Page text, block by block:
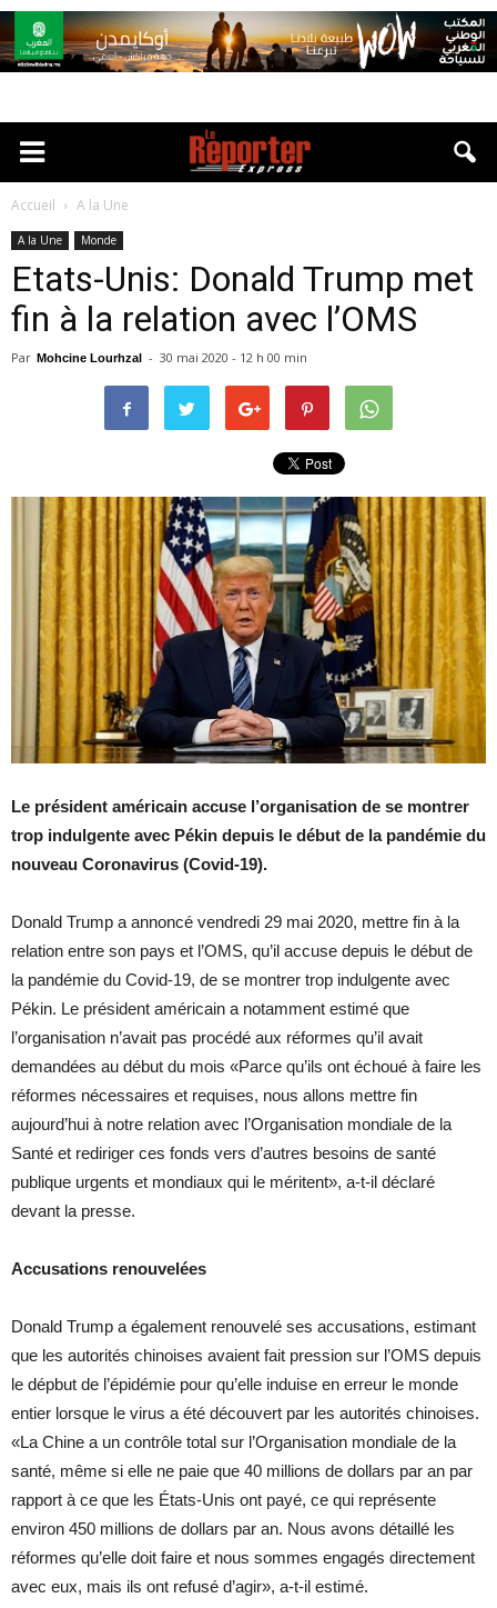
Accueil A la Une
A la Une Monde
Etats-Unis: Donald Trump met
fin à la relation avec l’OMS
Par Mohcine Lourhzal - 30 mai 2020 - 12 h 00 min
Le président américain accuse l’organisation de se montrer
trop indulgente avec Pékin depuis le début de la pandémie du
nouveau Coronavirus (Covid-19).
Donald Trump a annoncé vendredi 29 mai 2020, mettre fin à la
relation entre son pays et l’OMS, qu’il accuse depuis le début de
la pandémie du Covid-19, de se montrer trop indulgente avec
Pékin. Le président américain a notamment estimé que
l’organisation n’avait pas procédé aux réformes qu’il avait
demandées au début du mois «Parce qu’ils ont échoué à faire les
réformes nécessaires et requises, nous allons mettre fin
aujourd’hui à notre relation avec l’Organisation mondiale de la
Santé et rediriger ces fonds vers d’autres besoins de santé
publique urgents et mondiaux qui le méritent», a-t-il déclaré
devant la presse.
Accusations renouvelées
Donald Trump a également renouvelé ses accusations, estimant
que les autorités chinoises avaient fait pression sur l’OMS depuis
le dépbut de l’épidémie pour qu’elle induise en erreur le monde
entier lorsque le virus a été découvert par les autorités chinoises.
«La Chine a un contrôle total sur l’Organisation mondiale de la
santé, même si elle ne paie que 40 millions de dollars par an par
rapport à ce que les États-Unis ont payé, ce qui représente
environ 450 millions de dollars par an. Nous avons détaillé les
réformes qu’elle doit faire et nous sommes engagés directement
avec eux, mais ils ont refusé d’agir», a-t-il estimé.